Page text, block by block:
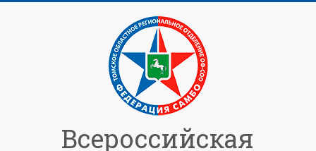
Всероссийская